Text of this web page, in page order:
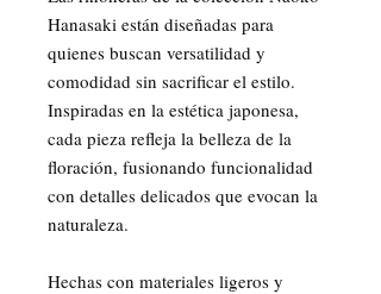
Hanasaki están diseñadas para
quienes buscan versatilidad y
comodidad sin sacrificar el estilo.
Inspiradas en la estética japonesa,
cada pieza refleja la belleza de la
floración, fusionando funcionalidad
con detalles delicados que evocan la
naturaleza.
Hechas con materiales ligeros y